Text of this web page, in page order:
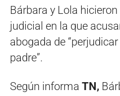
Bárbara y Lola
judicial en la que
abogada de
padre”.
Según informa TN,